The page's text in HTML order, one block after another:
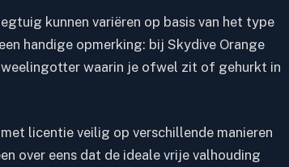
kunnen variëren op basis van het type
handige opmerking: bij Skydive Orange
waarin je ofwel zit of gehurkt in
licentieveilig op verschillende manieren
over eens dat de ideale vrije valhouding